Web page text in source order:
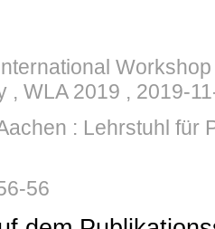
, WLA 2019 , 2019-
: Lehrstuhl für
56